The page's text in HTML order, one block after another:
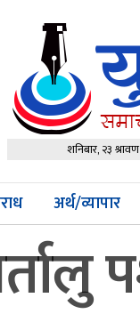
शनिबार, २३
अर्थ/व्यापार